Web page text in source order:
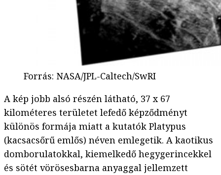
Forrás: NASA/JPL-Caltech/SwRI
A kép jobb alsó részén látható, 37 x 67
kilométeres területet lefedő képződményt
különös formája miatt a kutatók Platypus
(kacsacsőrű emlős) néven emlegetik. A kaotikus
domborulatokkal, kiemelkedő hegygerincekkel
és sötét vörösesbarna anyaggal jellemzett